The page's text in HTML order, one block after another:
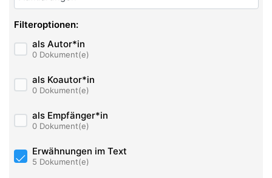
Filteroptionen:
als Autor*in
0 Dokument(e)
als Koautor*in
0 Dokument(e)
als Empfänger*in
0 Dokument(e)
Erwähnungen im Text
5 Dokument(e)